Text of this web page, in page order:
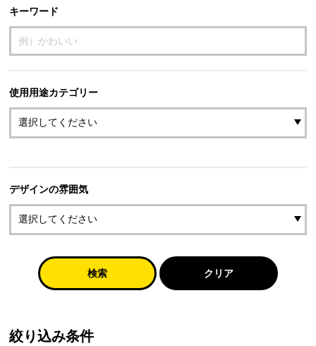
キーワード
使用用途カテゴリー
デザインの雰囲気
検索 クリア
絞り込み条件